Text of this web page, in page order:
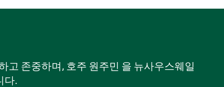
고 존중하며, 호주 원주민 을 뉴사우스웨일
다.